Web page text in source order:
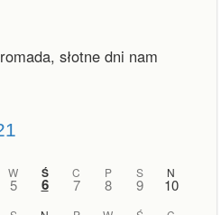
słotne dni nam
W
5
Ś
6
C
7
P
8
S
9
N
10